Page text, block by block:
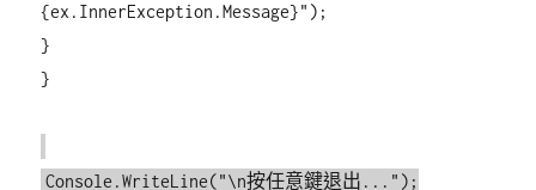
{ex.InnerException.Message}");
}
}
Console.WriteLine("\n按任意鍵退出...");